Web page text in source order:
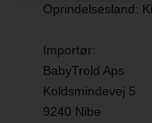
Oprindelsesland:
Importør:
BabyTrold Aps
Koldsmindevej 5
9240 Nibe